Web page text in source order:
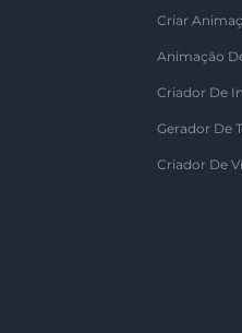
Criar
Animação
Criador De
Gerador De
Criador De